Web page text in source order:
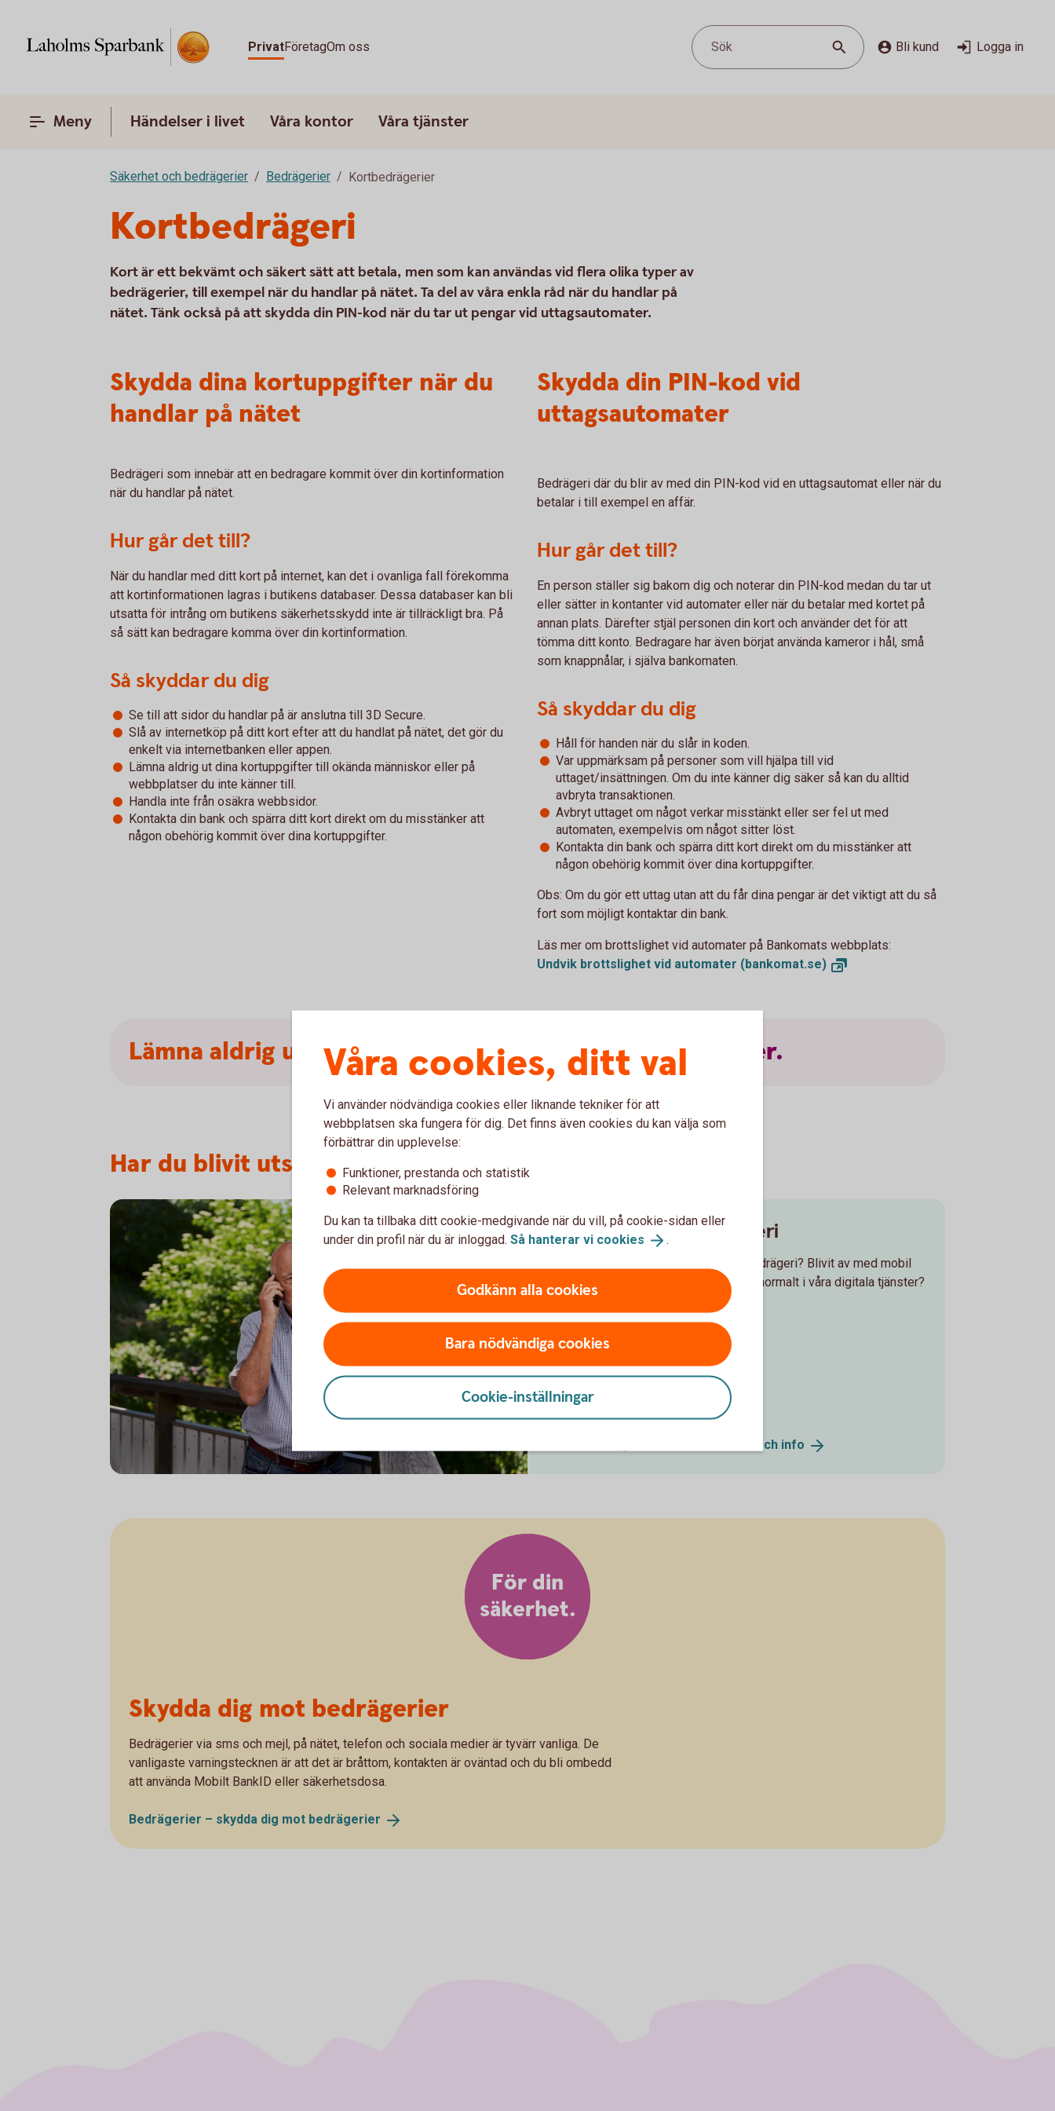
PrivatFöretagOm oss Sök Bli kund Logga in
Meny Händelser i livet Våra kontor Våra tjänster
Säkerhet och bedrägerier Bedrägerier Kortbedrägerier
Kortbedrägeri
Kort är ett bekvämt och säkert sätt att betala, men som kan användas vid flera olika typer av
bedrägerier, till exempel när du handlar på nätet. Ta del av våra enkla råd när du handlar på
nätet. Tänk också på att skydda din PIN-kod när du tar ut pengar vid uttagsautomater.
Skydda dina kortuppgifter när du
handlar på nätet
Bedrägeri som innebär att en bedragare kommit över din kortinformation
när du handlar på nätet.
Hur går det till?
När du handlar med ditt kort på internet, kan det i ovanliga fall förekomma
att kortinformationen lagras i butikens databaser. Dessa databaser kan bli
utsatta för intrång om butikens säkerhetsskydd inte är tillräckligt bra. På
så sätt kan bedragare komma över din kortinformation.
Så skyddar du dig
Se till att sidor du handlar på är anslutna till 3D Secure.
Slå av internetköp på ditt kort efter att du handlat på nätet, det gör du
enkelt via internetbanken eller appen.
Lämna aldrig ut dina kortuppgifter till okända människor eller på
webbplatser du inte känner till.
Handla inte från osäkra webbsidor.
Kontakta din bank och spärra ditt kort direkt om du misstänker att
någon obehörig kommit över dina kortuppgifter.
Skydda din PIN-kod vid
uttagsautomater
Bedrägeri där du blir av med din PIN-kod vid en uttagsautomat eller när du
betalar i till exempel en affär.
Hur går det till?
En person ställer sig bakom dig och noterar din PIN-kod medan du tar ut
eller sätter in kontanter vid automater eller när du betalar med kortet på
annan plats. Därefter stjäl personen din kort och använder det för att
tömma ditt konto. Bedragare har även börjat använda kameror i hål, små
som knappnålar, i själva bankomaten.
Så skyddar du dig
Håll för handen när du slår in koden.
Var uppmärksam på personer som vill hjälpa till vid
uttaget/insättningen. Om du inte känner dig säker så kan du alltid
avbryta transaktionen.
Avbryt uttaget om något verkar misstänkt eller ser fel ut med
automaten, exempelvis om något sitter löst.
Kontakta din bank och spärra ditt kort direkt om du misstänker att
någon obehörig kommit över dina kortuppgifter.
Obs: Om du gör ett uttag utan att du får dina pengar är det viktigt att du så
fort som möjligt kontaktar din bank.
Läs mer om brottslighet vid automater på Bankomats webbplats:
Undvik brottslighet vid automater (bankomat.se)
Lämna aldrig ut dinakoder,lösenord ellerkortuppgifter.
Har du blivit utsatt?
Ring och anmäl bedrägeri
Misstänker du att du blivit utsatt för bedrägeri? Blivit av med mobil
eller säkerhetsdosa? Upptäckt något onormalt i våra digitala tjänster?
Anmäl bedrägeri – telefonnummer och info
Skydda dig mot bedrägerier
Bedrägerier via sms och mejl, på nätet, telefon och sociala medier är tyvärr vanliga. De
vanligaste varningstecknen är att det är bråttom, kontakten är oväntad och du bli ombedd
att använda Mobilt BankID eller säkerhetsdosa.
Bedrägerier – skydda dig mot bedrägerier
För din
säkerhet.
Våra cookies, ditt val
Vi använder nödvändiga cookies eller liknande tekniker för att
webbplatsen ska fungera för dig. Det finns även cookies du kan välja som
förbättrar din upplevelse:
Funktioner, prestanda och statistik
Relevant marknadsföring
Du kan ta tillbaka ditt cookie-medgivande när du vill, på cookie-sidan eller
under din profil när du är inloggad. Så hanterar vi cookies .
Godkänn alla cookies
Bara nödvändiga cookies
Cookie-inställningar